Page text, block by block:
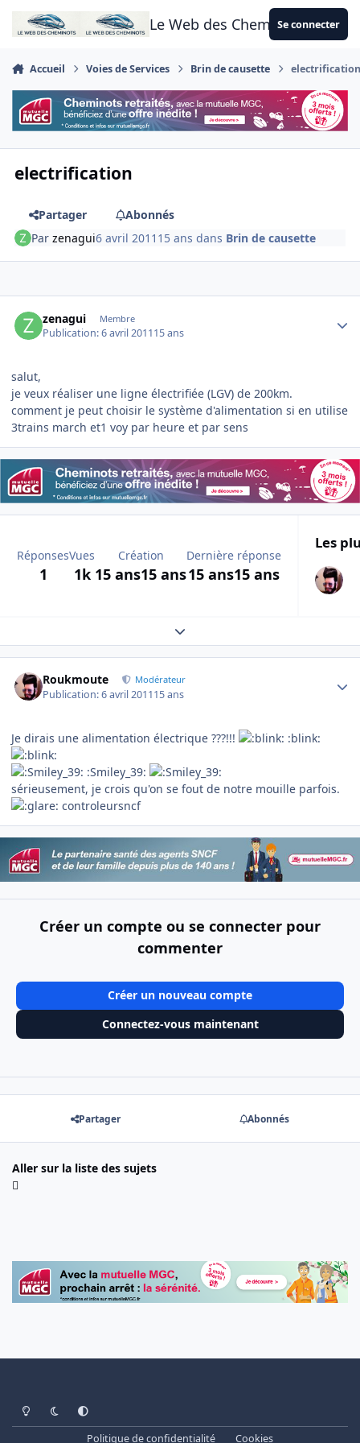
Aller au contenu
Le Web des CheminotsSe connecter
Accueil Voies de Services Brin de causette
electrification
Partager
Abonnés
Parzenagui6 avril 2011 15 ans dans Brin de causette
zenagui Membre
Publication:6 avril 201115 ans
salut,
je veux réaliser une ligne électrifiée (LGV) de 200km.
comment je peut choisir le système d'alimentation si en utilise
3trains march et1 voy par heure et par sens
Réponses
1
Vues
1k
Création
15 ans15 ans
Dernière réponse
15 ans15 ans
Les
Expand topic overview
Roukmoute Modérateur
Publication:6 avril 201115 ans
Je dirais une alimentation électrique ???!!! :blink:
:Smiley_39:
sérieusement, je crois qu'on se fout de notre mouille parfois.
controleursncf
Créer un compte ou se connecter pour
commenter
Créer un nouveau compte
Connectez-vous maintenant
Partager Abonnés
Aller sur la liste des sujets
Light ModeDark ModeSystem Preference
Politique de confidentialité Cookies